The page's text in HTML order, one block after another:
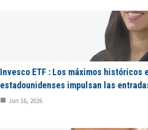
Invesco ETF : Los máximos históricos
estadounidenses impulsan las
Jun 16, 2026